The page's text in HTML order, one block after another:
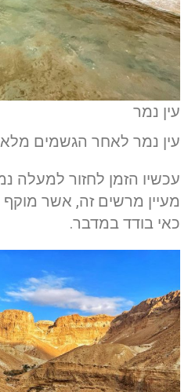
עין נמר
עין נמר לאחר הגשמים מלא,
עכשיו הזמן לחזור למעלה
מעיין מרשים זה, אשר
כאי בודד במדבר.